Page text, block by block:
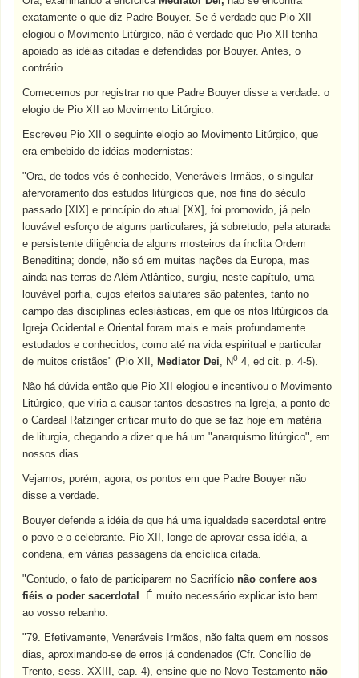
exatamente o que diz Padre Bouyer. Se é verdade que Pio XII
elogiou o Movimento Litúrgico, não é verdade que Pio XII tenha
apoiado as idéias citadas e defendidas por Bouyer. Antes, o
contrário.
Comecemos por registrar no que Padre Bouyer disse a verdade: o
elogio de Pio XII ao Movimento Litúrgico.
Escreveu Pio XII o seguinte elogio ao Movimento Litúrgico, que
era embebido de idéias modernistas:
"Ora, de todos vós é conhecido, Veneráveis Irmãos, o singular
afervoramento dos estudos litúrgicos que, nos fins do século
passado [XIX] e princípio do atual [XX], foi promovido, já pelo
louvável esforço de alguns particulares, já sobretudo, pela aturada
e persistente diligência de alguns mosteiros da ínclita Ordem
Beneditina; donde, não só em muitas nações da Europa, mas
ainda nas terras de Além Atlântico, surgiu, neste capítulo, uma
louvável porfia, cujos efeitos salutares são patentes, tanto no
campo das disciplinas eclesiásticas, em que os ritos litúrgicos da
Igreja Ocidental e Oriental foram mais e mais profundamente
estudados e conhecidos, como até na vida espiritual e particular
de muitos cristãos" (Pio XII, Mediator Dei, N0 4, ed cit. p. 4-5).
Não há dúvida então que Pio XII elogiou e incentivou o Movimento
Litúrgico, que viria a causar tantos desastres na Igreja, a ponto de
o Cardeal Ratzinger criticar muito do que se faz hoje em matéria
de liturgia, chegando a dizer que há um "anarquismo litúrgico", em
nossos dias.
Vejamos, porém, agora, os pontos em que Padre Bouyer não
disse a verdade.
Bouyer defende a idéia de que há uma igualdade sacerdotal entre
o povo e o celebrante. Pio XII, longe de aprovar essa idéia, a
condena, em várias passagens da encíclica citada.
"Contudo, o fato de participarem no Sacrifícionão confere aos
fiéis o poder sacerdotal . É muito necessário explicar isto bem
ao vosso rebanho.
"79. Efetivamente, Veneráveis Irmãos, não falta quem em nossos
dias, aproximando-se de erros já condenados (Cfr. Concílio de
Trento, sess. XXIII, cap. 4), ensine que no Novo Testamentonão